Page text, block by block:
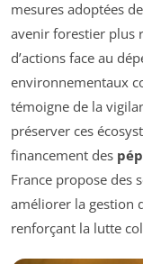
mesures adoptées
avenir forestier plus
d’actions face au
environnementaux
témoigne de la
préserver ces
financement des
France propose des
améliorer la gestion
renforçant la lutte